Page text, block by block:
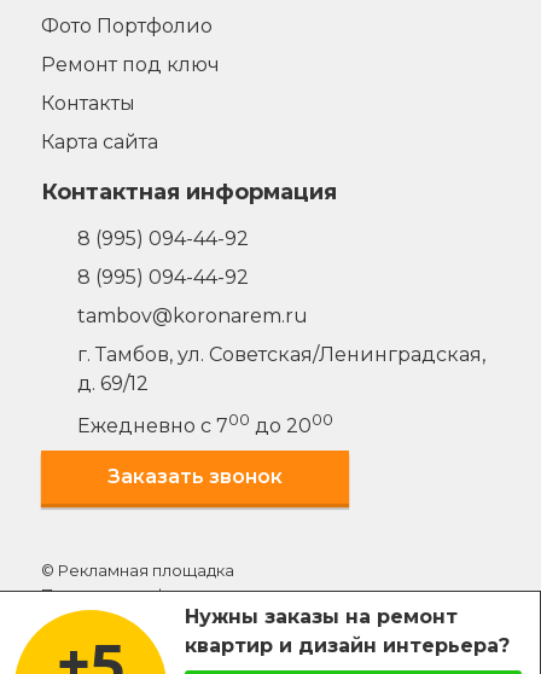
Нужны заказы на ремонт
квартир и дизайн интерьера?
Фото Портфолио
Ремонт под ключ
Контакты
Карта сайта
Контактная информация
8 (995) 094-44-92
8 (995) 094-44-92
tambov@koronarem.ru
г. Тамбов, ул. Советская/Ленинградская,
д. 69/12
Ежедневно с 700 до 2000
Заказать звонок
© Рекламная площадка
Политика конфиденциальности
Внимание:
Использование материалов сайта без